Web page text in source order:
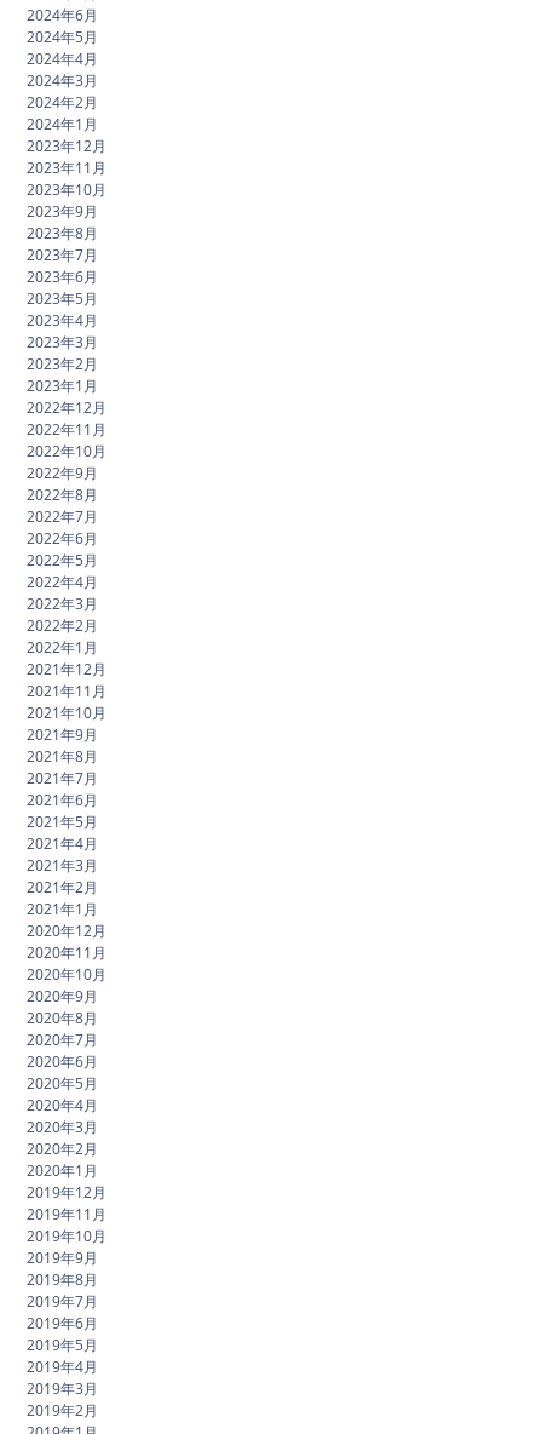
2024年6月
2024年5月
2024年4月
2024年3月
2024年2月
2024年1月
2023年12月
2023年11月
2023年10月
2023年9月
2023年8月
2023年7月
2023年6月
2023年5月
2023年4月
2023年3月
2023年2月
2023年1月
2022年12月
2022年11月
2022年10月
2022年9月
2022年8月
2022年7月
2022年6月
2022年5月
2022年4月
2022年3月
2022年2月
2022年1月
2021年12月
2021年11月
2021年10月
2021年9月
2021年8月
2021年7月
2021年6月
2021年5月
2021年4月
2021年3月
2021年2月
2021年1月
2020年12月
2020年11月
2020年10月
2020年9月
2020年8月
2020年7月
2020年6月
2020年5月
2020年4月
2020年3月
2020年2月
2020年1月
2019年12月
2019年11月
2019年10月
2019年9月
2019年8月
2019年7月
2019年6月
2019年5月
2019年4月
2019年3月
2019年2月